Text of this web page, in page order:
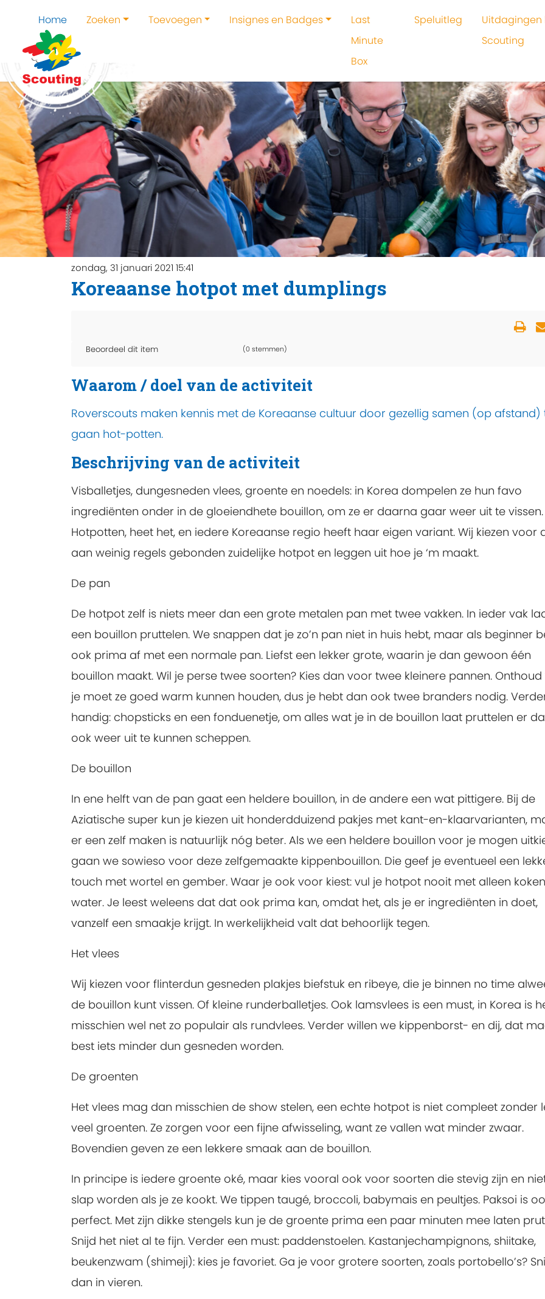
Home Zoeken Toevoegen Insignes en Badges
Last
Minute
Box
Speluitleg
Uitdagingen
Scouting
zondag, 31 januari 2021 15:41
Koreaanse hotpot met dumplings
Beoordeel dit item (0 stemmen)
Waarom / doel van de activiteit
Roverscouts maken kennis met de Koreaanse cultuur door gezellig samen (op afstand)
gaan hot-potten.
Beschrijving van de activiteit
Visballetjes, dungesneden vlees, groente en noedels: in Korea dompelen ze hun favo
ingrediënten onder in de gloeiendhete bouillon, om ze er daarna gaar weer uit te vissen.
Hotpotten, heet het, en iedere Koreaanse regio heeft haar eigen variant. Wij kiezen voor
aan weinig regels gebonden zuidelijke hotpot en leggen uit hoe je ‘m maakt.
De pan
De hotpot zelf is niets meer dan een grote metalen pan met twee vakken. In ieder vak
een bouillon pruttelen. We snappen dat je zo’n pan niet in huis hebt, maar als beginner
ook prima af met een normale pan. Liefst een lekker grote, waarin je dan gewoon één
bouillon maakt. Wil je perse twee soorten? Kies dan voor twee kleinere pannen. Onthoud
je moet ze goed warm kunnen houden, dus je hebt dan ook twee branders nodig.
handig: chopsticks en een fonduenetje, om alles wat je in de bouillon laat pruttelen er
ook weer uit te kunnen scheppen.
De bouillon
In ene helft van de pan gaat een heldere bouillon, in de andere een wat pittigere. Bij de
Aziatische super kun je kiezen uit honderdduizend pakjes met kant-en-klaarvarianten,
er een zelf maken is natuurlijk nóg beter. Als we een heldere bouillon voor je mogen
gaan we sowieso voor deze zelfgemaakte kippenbouillon. Die geef je eventueel een
touch met wortel en gember. Waar je ook voor kiest: vul je hotpot nooit met alleen
water. Je leest weleens dat dat ook prima kan, omdat het, als je er ingrediënten in doet,
vanzelf een smaakje krijgt. In werkelijkheid valt dat behoorlijk tegen.
Het vlees
Wij kiezen voor flinterdun gesneden plakjes biefstuk en ribeye, die je binnen no time
de bouillon kunt vissen. Of kleine runderballetjes. Ook lamsvlees is een must, in Korea is
misschien wel net zo populair als rundvlees. Verder willen we kippenborst- en dij, dat
best iets minder dun gesneden worden.
De groenten
Het vlees mag dan misschien de show stelen, een echte hotpot is niet compleet zonder
veel groenten. Ze zorgen voor een fijne afwisseling, want ze vallen wat minder zwaar.
Bovendien geven ze een lekkere smaak aan de bouillon.
In principe is iedere groente oké, maar kies vooral ook voor soorten die stevig zijn en
slap worden als je ze kookt. We tippen taugé, broccoli, babymais en peultjes. Paksoi is
perfect. Met zijn dikke stengels kun je de groente prima een paar minuten mee laten
Snijd het niet al te fijn. Verder een must: paddenstoelen. Kastanjechampignons, shiitake,
beukenzwam (shimeji): kies je favoriet. Ga je voor grotere soorten, zoals portobello’s?
dan in vieren.